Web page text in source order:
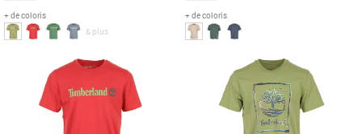
+ de coloris
& plus
Timberland pas cher et Promos
Timberland
Le Timberland Linear Logo Short Sleeve
est un t-shirt incontournable pour les
hommes à la recherche [...]
+ de coloris
Timberland pas cher et Promos
Timberland
Le T-shirt Timberland Rugged Active
Gear Back allie confort et style pour les
hommes adultes à la recherche [...]